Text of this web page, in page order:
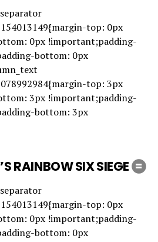
top: 0px
0px !important;padding-
bottom: 0px
top: 3px
3px !important;padding-
bottom: 3px
RAINBOW SIX SIEGE
top: 0px
0px !important;padding-
bottom: 0px